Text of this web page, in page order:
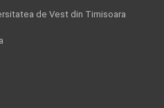
de Vest din Timisoara